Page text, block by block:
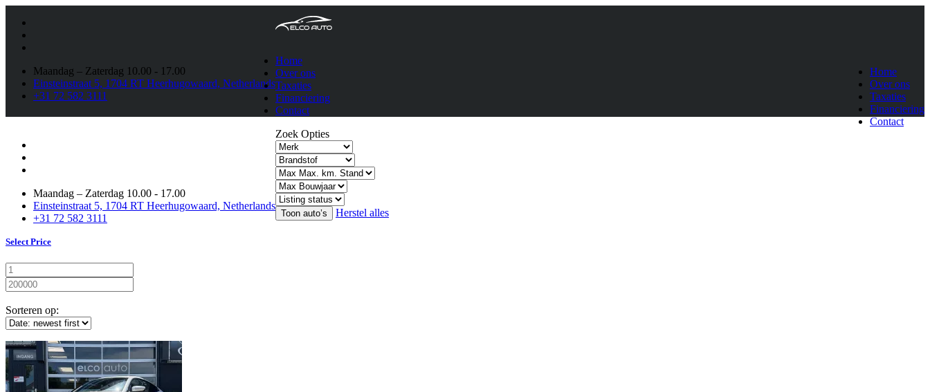
Maandag – Zaterdag 10.00 - 17.00
Einsteinstraat 5, 1704 RT Heerhugowaard, Netherlands
+31 72 582 3111
Home
Over ons
Taxaties
Financiering
Contact
Home
Over ons
Taxaties
Financiering
Contact
Maandag – Zaterdag 10.00 - 17.00
Einsteinstraat 5, 1704 RT Heerhugowaard, Netherlands
+31 72 582 3111
Zoek Opties
Herstel alles
Select Price
Sorteren op: